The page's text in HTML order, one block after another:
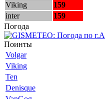
Viking
159
inter
159
Погода
Поинты
Volgar
Viking
Ten
Denisque